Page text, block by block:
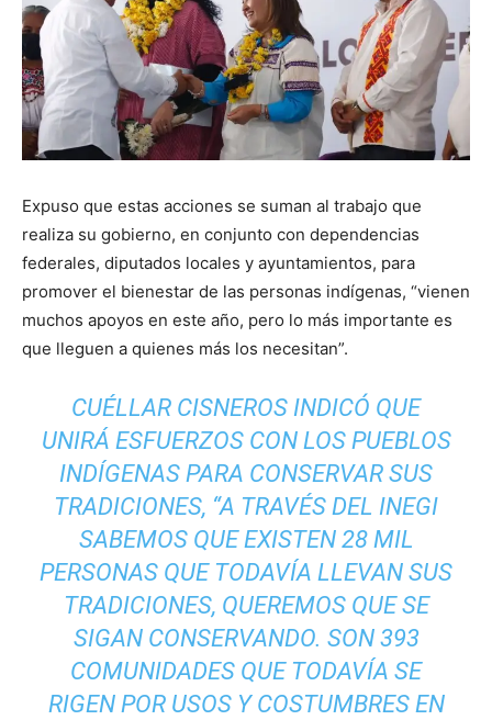
Expuso que estas acciones se suman al trabajo que
realiza su gobierno, en conjunto con dependencias
federales, diputados locales y ayuntamientos, para
promover el bienestar de las personas indígenas, “vienen
muchos apoyos en este año, pero lo más importante es
que lleguen a quienes más los necesitan”.
CUÉLLAR CISNEROS INDICÓ QUE
UNIRÁ ESFUERZOS CON LOS PUEBLOS
INDÍGENAS PARA CONSERVAR SUS
TRADICIONES, “A TRAVÉS DEL INEGI
SABEMOS QUE EXISTEN 28 MIL
PERSONAS QUE TODAVÍA LLEVAN SUS
TRADICIONES, QUEREMOS QUE SE
SIGAN CONSERVANDO. SON 393
COMUNIDADES QUE TODAVÍA SE
RIGEN POR USOS Y COSTUMBRES EN